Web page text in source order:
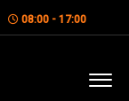
08:00 - 17:00